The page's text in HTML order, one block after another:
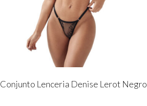
Conjunto Lenceria Denise Lerot Negro